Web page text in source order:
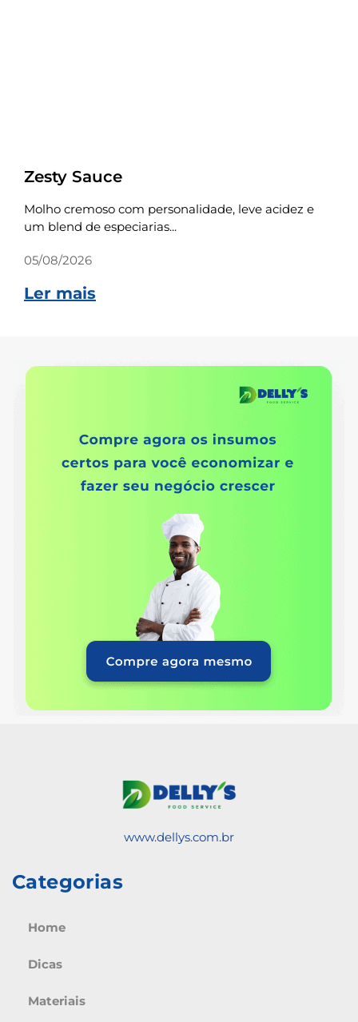
Zesty Sauce
Molho cremoso com personalidade, leve acidez e
um blend de especiarias...
05/08/2026
Ler mais
www.dellys.com.br
Categorias
Home
Dicas
Materiais